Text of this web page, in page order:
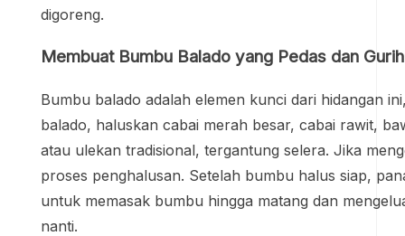
digoreng.
Membuat Bumbu Balado yang Pedas dan Gurih
Bumbu balado adalah elemen kunci dari hidangan
balado, haluskan cabai merah besar, cabai rawit,
atau ulekan tradisional, tergantung selera. Jika
proses penghalusan. Setelah bumbu halus siap,
untuk memasak bumbu hingga matang dan
nanti.